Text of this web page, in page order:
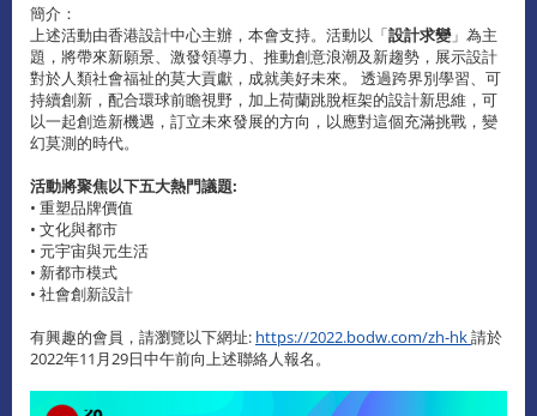
簡介：
上述活動由香港設計中心主辦，本會支持。活動以「設計求變」為主
題，將帶來新願景、激發領導力、推動創意浪潮及新趨勢，展示設計
對於人類社會福祉的莫大貢獻，成就美好未來。 透過跨界別學習、可
持續創新，配合環球前瞻視野，加上荷蘭跳脫框架的設計新思維，可
以一起創造新機遇，訂立未來發展的方向，以應對這個充滿挑戰，變
幻莫測的時代。
活動將聚焦以下五大熱門議題:
• 重塑品牌價值
• 文化與都市
• 元宇宙與元生活
• 新都市模式
• 社會創新設計
有興趣的會員，請瀏覽以下網址: https://2022.bodw.com/zh-hk請於
2022年11月29日中午前向上述聯絡人報名。